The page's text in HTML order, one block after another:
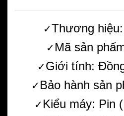
✓Thương hiệu:
✓ Mã sản
✓Giới tính:
✓ Bảo hành sản
✓ Kiểu máy: Pin